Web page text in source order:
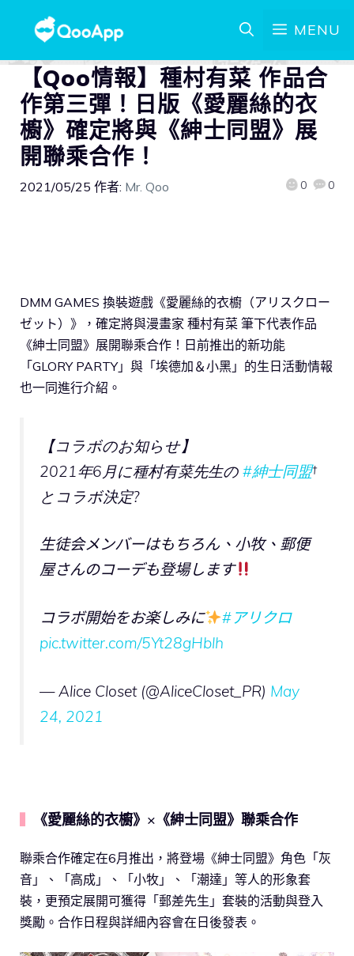
MENU
【Qoo情報】種村有菜 作品合
作第三彈！日版《愛麗絲的衣
櫥》確定將與《紳士同盟》展
開聯乘合作！
2021/05/25 作者: Mr. Qoo 0 0
DMM GAMES 換裝遊戲《愛麗絲的衣櫥（アリスクロー
ゼット）》，確定將與漫畫家 種村有菜 筆下代表作品
《紳士同盟》展開聯乘合作！日前推出的新功能
「GLORY PARTY」與「埃德加＆小黑」的生日活動情報
也一同進行介紹。
【コラボのお知らせ】
2021年6月に種村有菜先生の #紳士同盟†
とコラボ決定?
生徒会メンバーはもちろん、小牧、郵便
屋さんのコーデも登場します
コラボ開始をお楽しみに
#アリクロ
pic.twitter.com/5Yt28gHblh
— Alice Closet (@AliceCloset_PR) May
24, 2021
《愛麗絲的衣櫥》×《紳士同盟》聯乘合作
聯乘合作確定在6月推出，將登場《紳士同盟》角色「灰
音」、「高成」、「小牧」、「潮達」等人的形象套
裝，更預定展開可獲得「郵差先生」套裝的活動與登入
獎勵。合作日程與詳細內容會在日後發表。